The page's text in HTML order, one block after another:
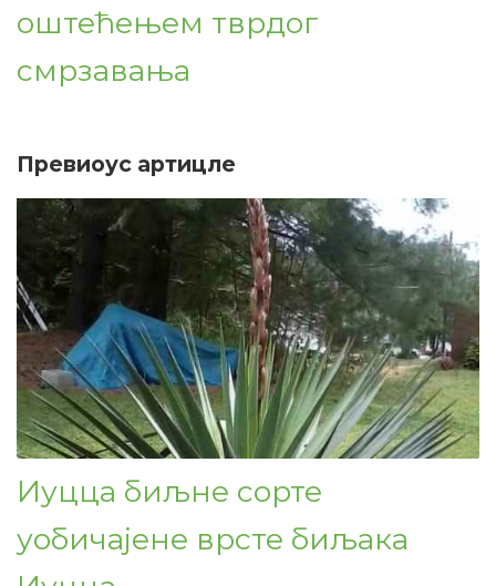
оштећењем тврдог
смрзавања
Превиоус артицле
Иуцца биљне сорте
уобичајене врсте биљака